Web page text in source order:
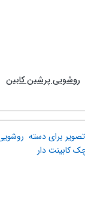
روشویی پرشین کابین